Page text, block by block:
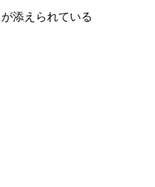
添えられている